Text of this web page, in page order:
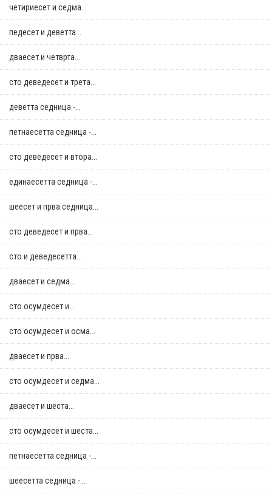
четириесет и седма...
педесет и деветта...
дваесет и четврта...
сто деведесет и трета...
деветта седница -...
петнаесетта седница -...
сто деведесет и втора...
единаесетта седница -...
шеесет и прва седница...
сто деведесет и прва...
сто и деведесетта...
дваесет и седма...
сто осумдесет и...
сто осумдесет и осма...
дваесет и прва...
сто осумдесет и седма...
дваесет и шеста...
сто осумдесет и шеста...
петнаесетта седница -...
шеесетта седница -...